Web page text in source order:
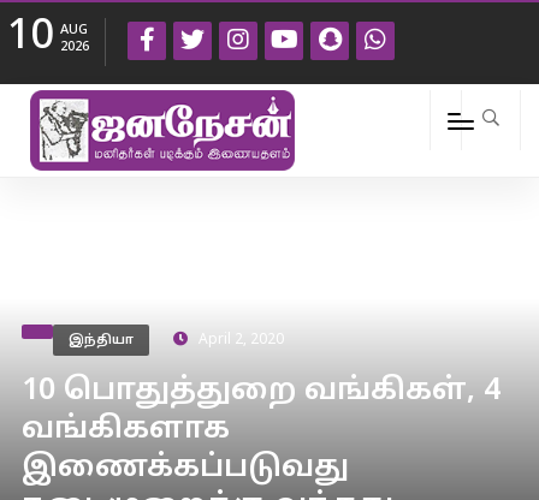
10 AUG
2026
இந்தியா April 2, 2020
10 பொதுத்துறை வங்கிகள், 4
வங்கிகளாக
இணைக்கப்படுவது